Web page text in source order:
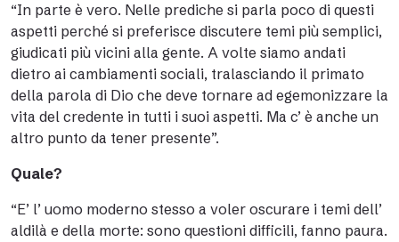
“In parte è vero. Nelle prediche si parla poco di questi
aspetti perché si preferisce discutere temi più semplici,
giudicati più vicini alla gente. A volte siamo andati
dietro ai cambiamenti sociali, tralasciando il primato
della parola di Dio che deve tornare ad egemonizzare la
vita del credente in tutti i suoi aspetti. Ma c’ è anche un
altro punto da tener presente”.
Quale?
“E’ l’ uomo moderno stesso a voler oscurare i temi dell’
aldilà e della morte: sono questioni difficili, fanno paura.